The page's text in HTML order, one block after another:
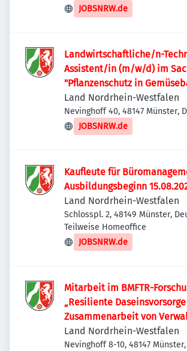
JOBSNRW.de
Landwirtschaftliche/n-
Assistent/in (m/w/d) im
"Pflanzenschutz in
Warndienst"
Land Nordrhein-Westfalen
Nevinghoff 40, 48147 Münster,
JOBSNRW.de
Kaufleute für
Ausbildungsbeginn
Land Nordrhein-Westfalen
Schlosspl. 2, 48149 Münster,
Teilweise Homeoffice
JOBSNRW.de
Mitarbeit im BMFTR-
„Resiliente
Zusammenarbeit von
Zivilgesellschaft“
Land Nordrhein-Westfalen
Nevinghoff 8-10, 48147